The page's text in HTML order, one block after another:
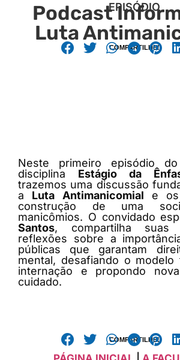
EPISÓDIO
Podcast
Luta
COMPARTILHE!
Neste primeiro episódio
disciplina Estágio da
trazemos uma discussão
a Luta Antimanicomial e os
construção de uma
manicômios. O convidado
Santos, compartilha suas
reflexões sobre a
públicas que garantam
mental, desafiando o modelo
internação e propondo
cuidado.
COMPARTILHE!